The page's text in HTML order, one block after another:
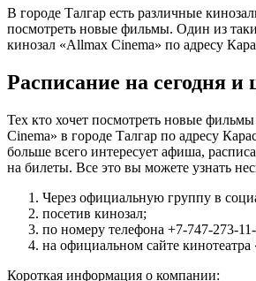
В городе Талгар есть различные
посмотреть новые фильмы. Один из
кинозал «Allmax Cinema» по адресу
Расписание на сегодня и
Тех кто хочет посмотреть новые
Cinema» в городе Талгар по адресу
больше всего интересует афиша,
на билеты. Все это вы можете узнать
Через официальную группу в
посетив кинозал;
по номеру телефона +7-747-273-
на официальном сайте
Короткая информация о компании: